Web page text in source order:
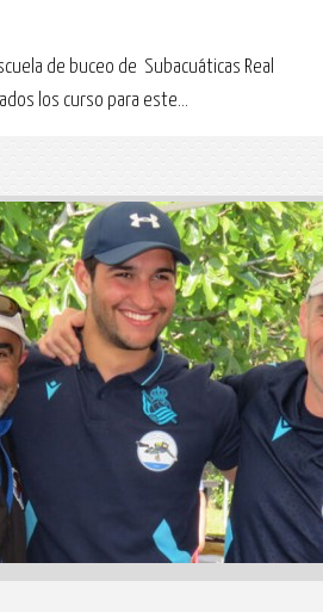
de buceo de Subacuáticas Real
los curso para este...